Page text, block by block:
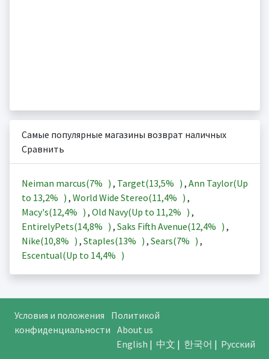
Самые популярные магазины возврат наличных
Сравнить
Neiman marcus(7% ) , Target(13,5% ) , Ann Taylor(Up
to 13,2% ) , World Wide Stereo(11,4% ) ,
Macy's(12,4% ) , Old Navy(Up to 11,2% ) ,
EntirelyPets(14,8% ) , Saks Fifth Avenue(12,4% ) ,
Nike(10,8% ) , Staples(13% ) , Sears(7% ) ,
Escentual(Up to 14,4% )
Условия и положения
Политикой
конфиденциальности About us
English | 中文 | 한국어 | Русский